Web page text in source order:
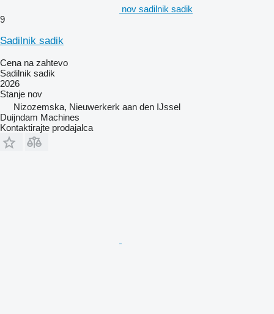
nov sadilnik sadik
9
Sadilnik sadik
Cena na zahtevo
Sadilnik sadik
2026
Stanje nov
Nizozemska, Nieuwerkerk aan den IJssel
Duijndam Machines
Kontaktirajte prodajalca